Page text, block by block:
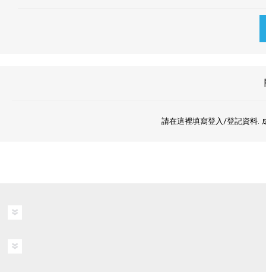
請在這裡填寫登入/登記資料.